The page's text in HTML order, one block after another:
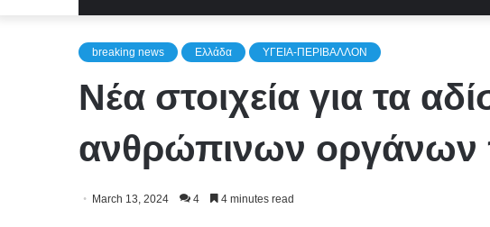
breaking news Ελλάδα ΥΓΕΙΑ-ΠΕΡΙΒΑΛΛΟΝ
Nέα στοιχεία για τα
ανθρώπινων οργάνων
March 13, 2024 4 4 minutes read